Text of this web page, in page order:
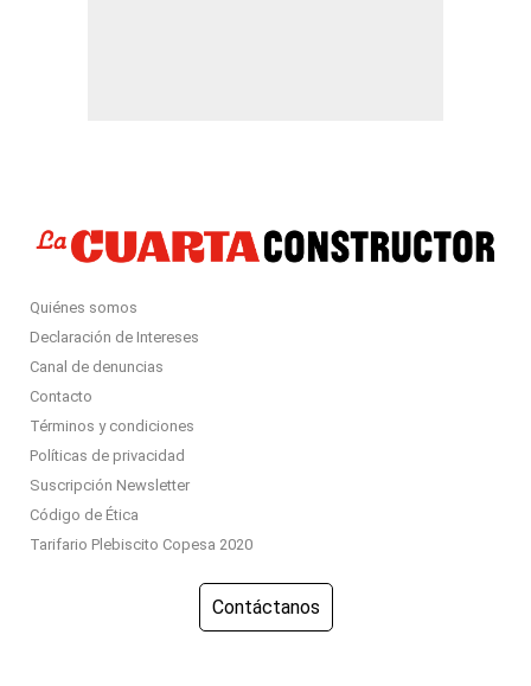
Quiénes somos
Declaración de Intereses
Canal de denuncias
Contacto
Términos y condiciones
Políticas de privacidad
Suscripción Newsletter
Código de Ética
Tarifario Plebiscito Copesa 2020
Contáctanos